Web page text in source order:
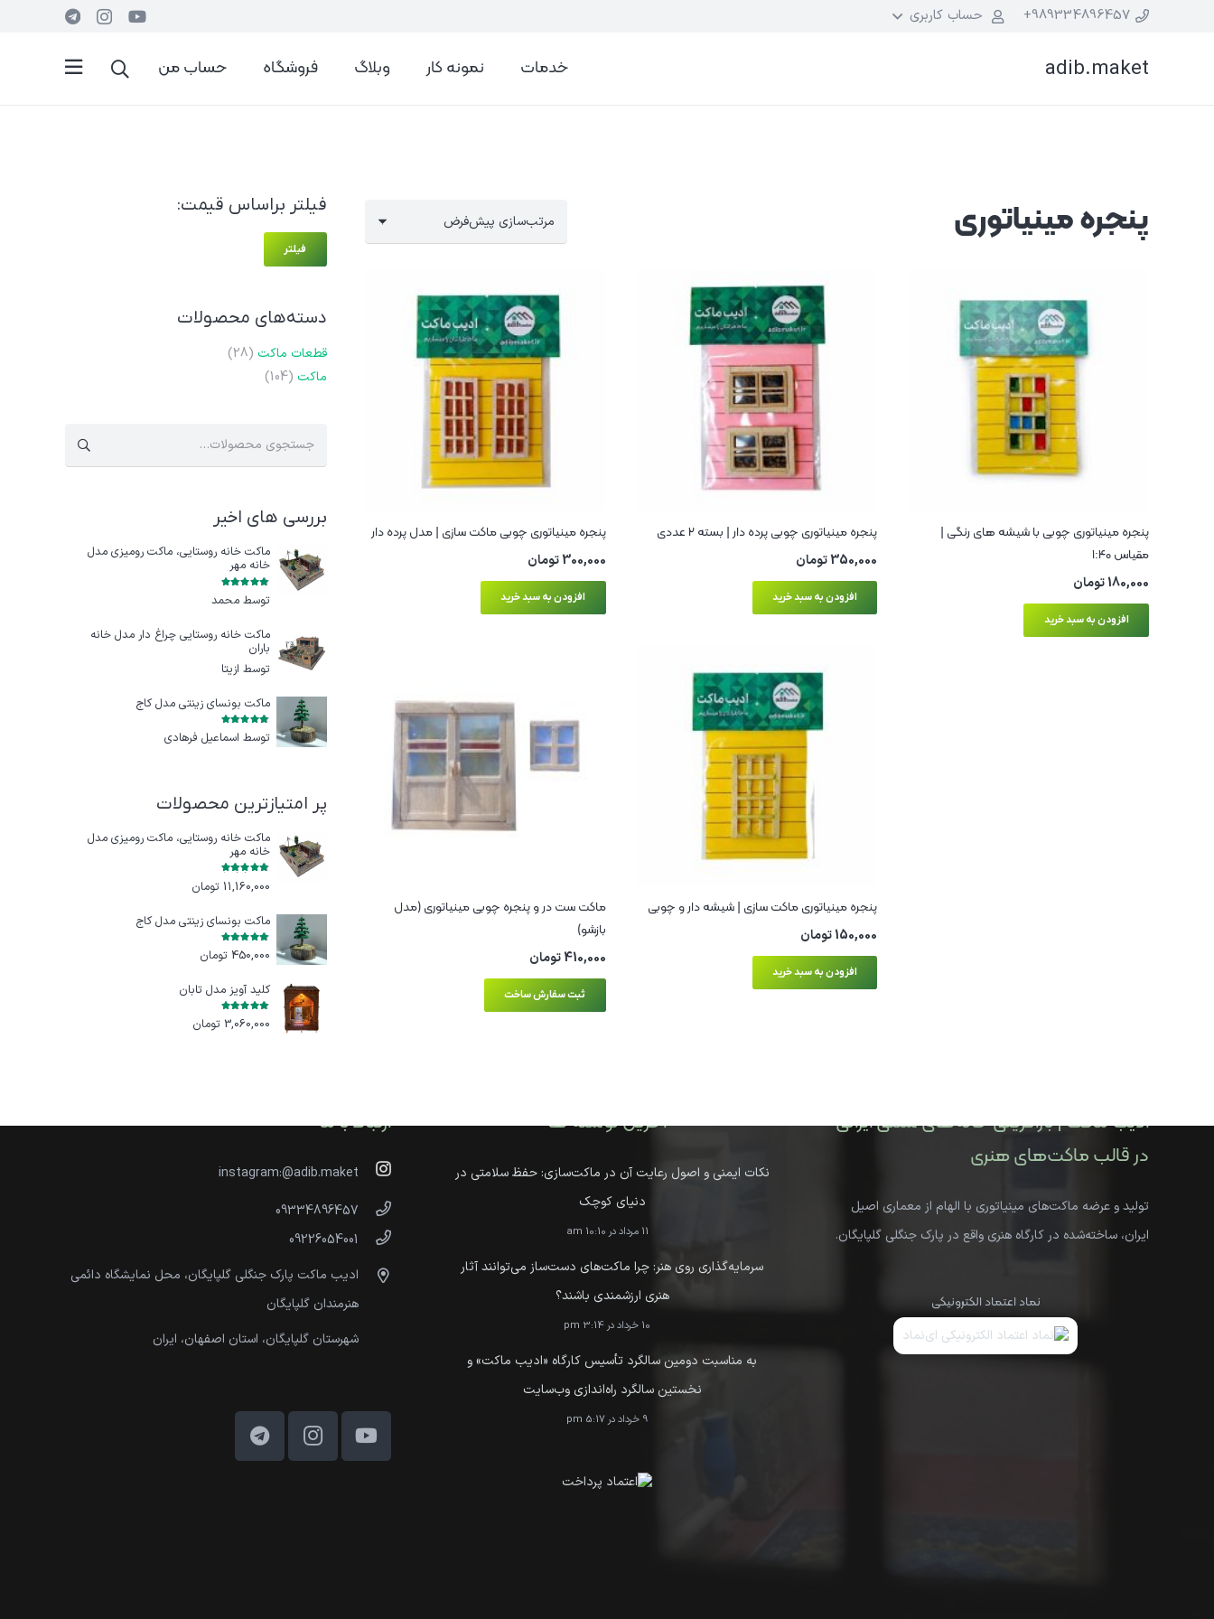
989334896457+ حساب کاربری
adib.maket خدمات نمونه کار وبلاگ فروشگاه حساب من
پنجره مینیاتوری
پنجره مینیاتوری چوبی با شیشه های رنگی |
مقیاس ۱:۴۰
180,000تومان
افزودن به سبد خرید
پنجره مینیاتوری چوبی پرده‌ دار | بسته ۲ عددی
350,000تومان
افزودن به سبد خرید
پنجره مینیاتوری چوبی ماکت سازی | مدل پرده دار
300,000تومان
افزودن به سبد خرید
پنجره مینیاتوری ماکت سازی | شیشه دار و چوبی
150,000تومان
افزودن به سبد خرید
ماکت ست در و پنجره چوبی مینیاتوری (مدل
بازشو)
410,000 تومان
ثبت سفارش ساخت
فیلتر براساس قیمت:
فیلتر
دسته‌های محصولات
قطعات ماکت (28)
ماکت (104)
جستجو
برای:
بررسی های اخیر
ماکت خانه روستایی، ماکت رومیزی مدل
خانه مهر
توسط محمد
ماکت خانه روستایی چراغ‌ دار مدل خانه
باران
توسط ازيتا
ماکت بونسای زینتی مدل کاج
امتیاز
توسط اسماعیل فرهادی
پر امتیازترین محصولات
ماکت خانه روستایی، ماکت رومیزی مدل
خانه مهر
5.00 از 5
11,160,000 تومان
ماکت بونسای زینتی مدل کاج
امتیاز
450,000 تومان
کلید آویز مدل تابان
امتیاز
3,060,000 تومان
ادیب ماکت | بازآفرینی خانه‌های سنتی ایرانی
در قالب ماکت‌های هنری
تولید و عرضه ماکت‌های مینیاتوری با الهام از معماری اصیل
ایران، ساخته‌شده در کارگاه هنری واقع در پارک جنگلی گلپایگان.
نماد اعتماد الکترونیکی
آخرین نوشته ها
نکات ایمنی و اصول رعایت آن در ماکت‌سازی: حفظ سلامتی در
دنیای کوچک
11 مرداد در 10:10 am
سرمایه‌گذاری روی هنر: چرا ماکت‌های دست‌ساز می‌توانند آثار
هنری ارزشمندی باشند؟
10 خرداد در 3:14 pm
به مناسبت دومین سالگرد تأسیس کارگاه «ادیب ماکت» و
نخستین سالگرد راه‌اندازی وب‌سایت
9 خرداد در 5:17 pm
ارتباط با ما
instagram:@adib.maket
09334896457
09226054001
ادیب ماکت پارک جنگلی گلپایگان، محل نمایشگاه دائمی
هنرمندان گلپایگان
شهرستان گلپایگان، استان اصفهان، ایران